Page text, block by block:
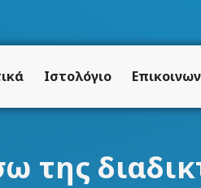
Ιστολόγιο
της